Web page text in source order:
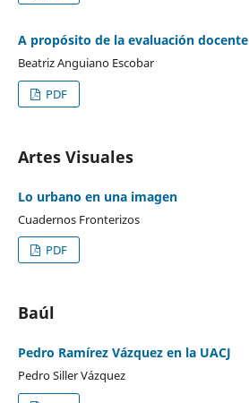
A propósito de la evaluación docente
Beatriz Anguiano Escobar
PDF
Artes Visuales
Lo urbano en una imagen
Cuadernos Fronterizos
PDF
Baúl
Pedro Ramírez Vázquez en la UACJ
Pedro Siller Vázquez